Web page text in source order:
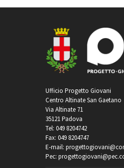
Ufficio Progetto Giovani
Centro Altinate San Gaetano
Via Altinate 71
35121 Padova
Tel: 049 8204742
Fax: 049 8204747
E-mail:
Pec: